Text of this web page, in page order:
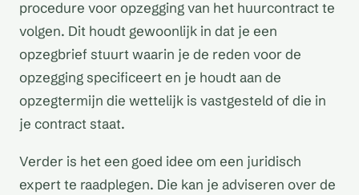
procedure voor opzegging van het huurcontract te
volgen. Dit houdt gewoonlijk in dat je een
opzegbrief stuurt waarin je de reden voor de
opzegging specificeert en je houdt aan de
opzegtermijn die wettelijk is vastgesteld of die in
je contract staat.
Verder is het een goed idee om een juridisch
expert te raadplegen. Die kan je adviseren over de